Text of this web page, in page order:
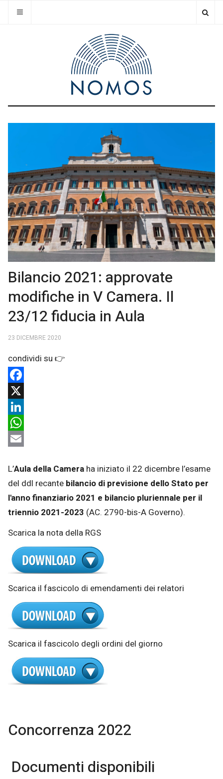
Bilancio 2021: approvate
modifiche in V Camera. Il
23/12 fiducia in Aula
23 DICEMBRE 2020
Facebook
X
LinkedIn
WhatsApp
L’Aula della Camera ha iniziato il 22 dicembre l’esame
del ddl recante bilancio di previsione dello Stato per
l'anno finanziario 2021 e bilancio pluriennale per il
triennio 2021-2023 (AC. 2790-bis-A Governo).
Scarica la nota della RGS
Scarica il fascicolo di emendamenti dei relatori
Scarica il fascicolo degli ordini del giorno
Concorrenza 2022
Documenti disponibili